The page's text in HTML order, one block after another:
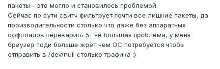
пакеты - это могло и становилось проблемой.
Сейчас по сути свитч фильтрует почти все лишние пакеты, да
производительности столько что даже без аппаратных
оффлоадов переварить 5г не большая проблема, у меня
браузер поди больше жрёт чем ОС потребуется чтобы
отправить в /dev/null столько трафика :)